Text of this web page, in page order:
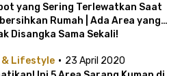
yang Sering Terlewatkan Saat
Rumah | Ada Area yang
Disangka Sama Sekali!
& Lifestyle · 23 April 2020